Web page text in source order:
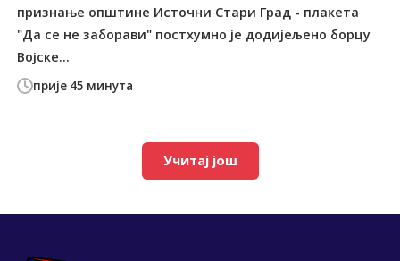
прије 45 минута
признање општине Источни Стари Град - плакета
"Да се не заборави" постхумно је додијељено борцу
Војске...
Учитај још